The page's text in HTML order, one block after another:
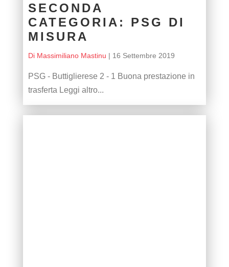
SECONDA
CATEGORIA: PSG DI
MISURA
Di Massimiliano Mastinu | 16 Settembre 2019
PSG - Buttiglierese 2 - 1 Buona prestazione in
trasferta Leggi altro...